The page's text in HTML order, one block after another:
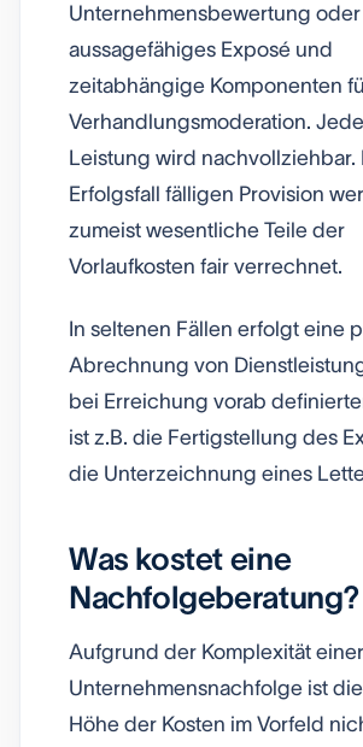
Unternehmensbewertung
aussagefähiges Exposé und
zeitabhängige Komponenten
Verhandlungsmoderation.
Leistung wird nachvollziehbar.
Erfolgsfall fälligen Provision
zumeist wesentliche Teile der
Vorlaufkosten fair verrechnet.
In seltenen Fällen erfolgt eine
Abrechnung von
bei Erreichung vorab
ist z.B. die Fertigstellung des
die Unterzeichnung eines
Was kostet eine
Nachfolgeberatung?
Aufgrund der Komplexität einer
Unternehmensnachfolge ist
Höhe der Kosten im Vorfeld